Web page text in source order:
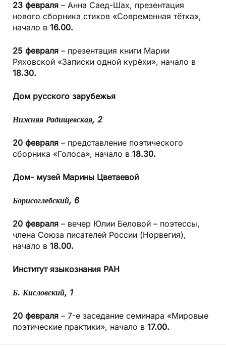
23 февраля – Анна Саед-Шах, презентация
нового сборника стихов «Современная тётка»,
начало в 16.00.
25 февраля – презентация книги Марии
Ряховской «Записки одной курёхи», начало в
18.30.
Дом русского зарубежья
Нижняя Радищевская, 2
20 февраля – представление поэтического
сборника «Голоса», начало в 18.30.
Дом- музей Марины Цветаевой
Борисоглебский, 6
20 февраля – вечер Юлии Беловой – поэтессы,
члена Союза писателей России (Норвегия),
начало в 18.00.
Институт языкознания РАН
Б. Кисловский, 1
20 февраля – 7-е заседание семинара «Мировые
поэтические практики», начало в 17.00.